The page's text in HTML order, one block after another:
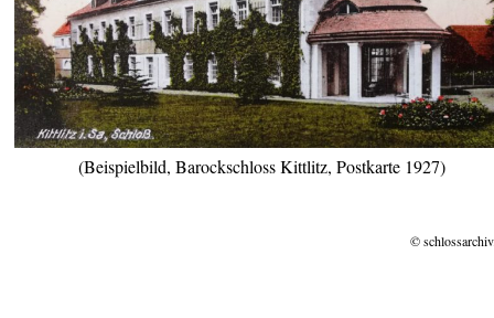
(Beispielbild, Barockschloss Kittlitz, Postkarte 1927)
©